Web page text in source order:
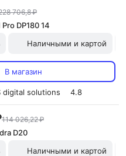
706,8 ₽
DP180 14
Наличными и картой
В магазин
digital solutions 4.8
114 026,22 ₽
D20
Наличными и картой